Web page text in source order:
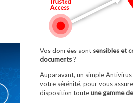
Vos données sont sensibles et
documents?
Auparavant, un simple Antivirus
votre sérénité, pour vous
disposition touteune gamme